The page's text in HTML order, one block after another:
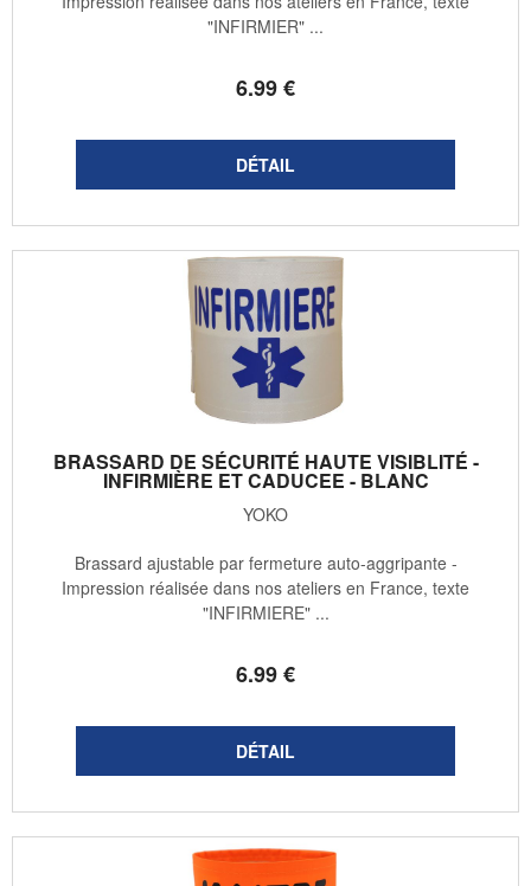
6.99€
"INFIRMIER" ...
BRASSARD DE SÉCURITÉ HAUTE VISIBLITÉ -
INFIRMIÈRE ET CADUCEE - BLANC
YOKO
6.99€
Brassard ajustable par fermeture auto-aggripante -
Impression réalisée dans nos ateliers en France, texte
"INFIRMIERE" ...